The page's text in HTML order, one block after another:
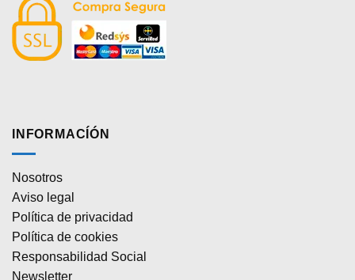
INFORMACÍÓN
Nosotros
Aviso legal
Política de privacidad
Política de cookies
Responsabilidad Social
Newsletter